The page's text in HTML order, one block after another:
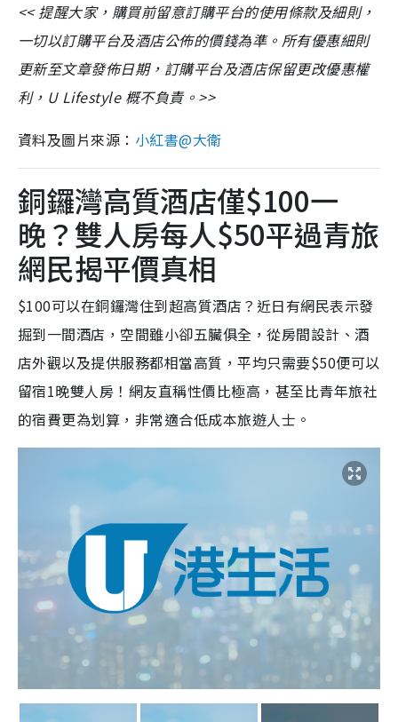
<< 提醒大家，購買前留意訂購平台的使用條款及細則，
一切以訂購平台及酒店公佈的價錢為準。所有優惠細則
更新至文章發佈日期，訂購平台及酒店保留更改優惠權
利，U Lifestyle 概不負責。>>
資料及圖片來源： 小紅書@大衛
銅鑼灣高質酒店僅$100一
晚？雙人房每人$50平過青旅
網民揭平價真相
$100可以在銅鑼灣住到超高質酒店？近日有網民表示發
掘到一間酒店，空間雖小卻五臟俱全，從房間設計、酒
店外觀以及提供服務都相當高質，平均只需要$50便可以
留宿1晚雙人房！網友直稱性價比極高，甚至比青年旅社
的宿費更為划算，非常適合低成本旅遊人士。